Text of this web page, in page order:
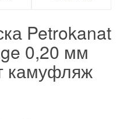
Petrokanat
0,20 мм
камуфляж